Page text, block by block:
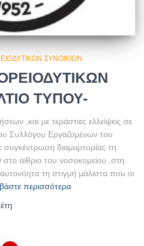
ΣΥΝΟΙΚΙΏΝ
ΤΥΠΟΥ-
,και με τεράστιες ελλείψεις σε
Συλλόγου Εργαζομένων του
συγκέντρωση διαμαρτυρίας τη
αίθριο του νοσοκομείου ,στη
τη στιγμή μάλιστα που οι
περισσότερα